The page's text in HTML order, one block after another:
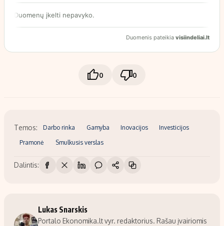
0 0
Temos: Darbo rinka Gamyba Inovacijos Investicijos
Pramonė Smulkusis verslas
Dalintis:
Lukas Snarskis
Portalo Ekonomika.lt vyr. redaktorius. Rašau įvairiomis